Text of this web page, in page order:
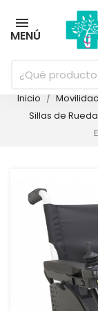
MENÚ
Inicio
Sillas de